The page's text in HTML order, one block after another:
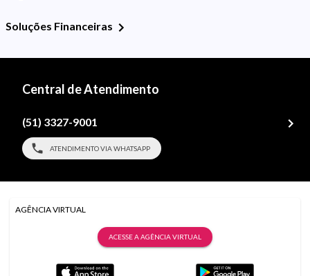
Soluções Financeiras
Central de Atendimento
(51) 3327-9001
ATENDIMENTO VIA WHATSAPP
AGÊNCIA VIRTUAL
ACESSE A AGÊNCIA VIRTUAL